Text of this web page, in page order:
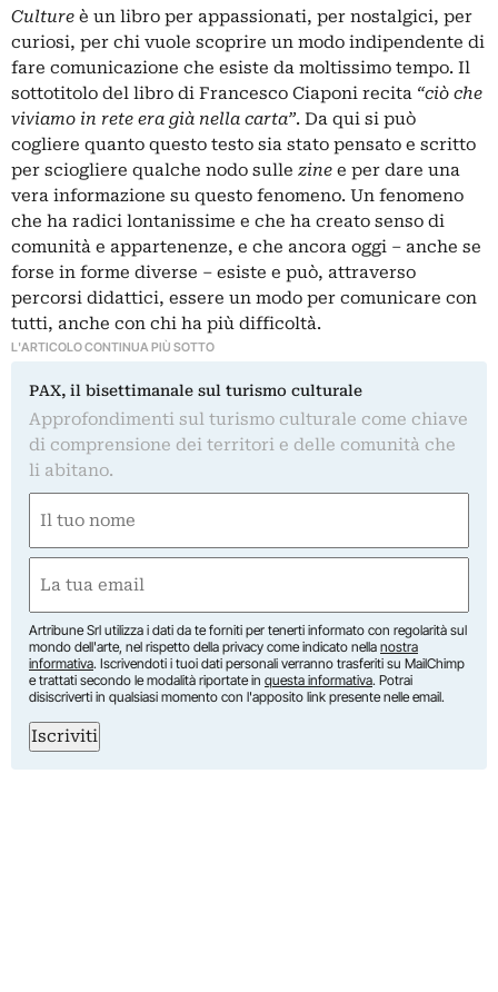
Culture è un libro per appassionati, per nostalgici, per
curiosi, per chi vuole scoprire un modo indipendente di
fare comunicazione che esiste da moltissimo tempo. Il
sottotitolo del libro di Francesco Ciaponi recita “ciò che
viviamo in rete era già nella carta”. Da qui si può
cogliere quanto questo testo sia stato pensato e scritto
per sciogliere qualche nodo sulle zine e per dare una
vera informazione su questo fenomeno. Un fenomeno
che ha radici lontanissime e che ha creato senso di
comunità e appartenenze, e che ancora oggi – anche se
forse in forme diverse – esiste e può, attraverso
percorsi didattici, essere un modo per comunicare con
tutti, anche con chi ha più difficoltà.
L'ARTICOLO CONTINUA PIÙ SOTTO
PAX, il bisettimanale sul turismo culturale
Approfondimenti sul turismo culturale come chiave
di comprensione dei territori e delle comunità che
li abitano.
(Obbligatorio)
Nome
(Obbligatorio)
Artribune Srl utilizza i dati da te forniti per tenerti informato con regolarità sul
mondo dell'arte, nel rispetto della privacy come indicato nella nostra
informativa. Iscrivendoti i tuoi dati personali verranno trasferiti su MailChimp
e trattati secondo le modalità riportate in questa informativa. Potrai
disiscriverti in qualsiasi momento con l'apposito link presente nelle email.
Iscriviti